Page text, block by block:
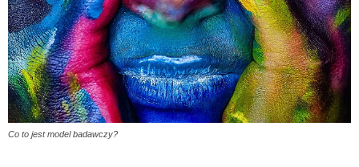
Co to jest model badawczy?